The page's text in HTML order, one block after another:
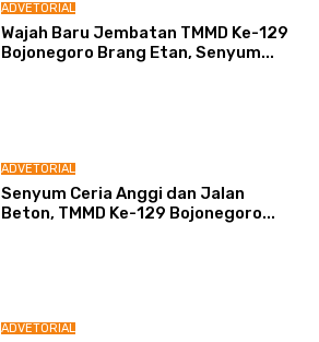
ADVETORIAL
Wajah Baru Jembatan TMMD Ke-129
Bojonegoro Brang Etan, Senyum...
ADVETORIAL
Senyum Ceria Anggi dan Jalan
Beton, TMMD Ke-129 Bojonegoro...
ADVETORIAL